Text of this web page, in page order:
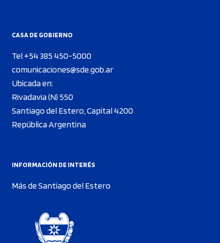
CASA DE GOBIERNO
Tel +54 385 450-5000
comunicaciones@sde.gob.ar
Ubicada en:
Rivadavia (N) 550
Santiago del Estero, Capital 4200
República Argentina
INFORMACIÓN DE INTERÉS
Más de Santiago del Estero